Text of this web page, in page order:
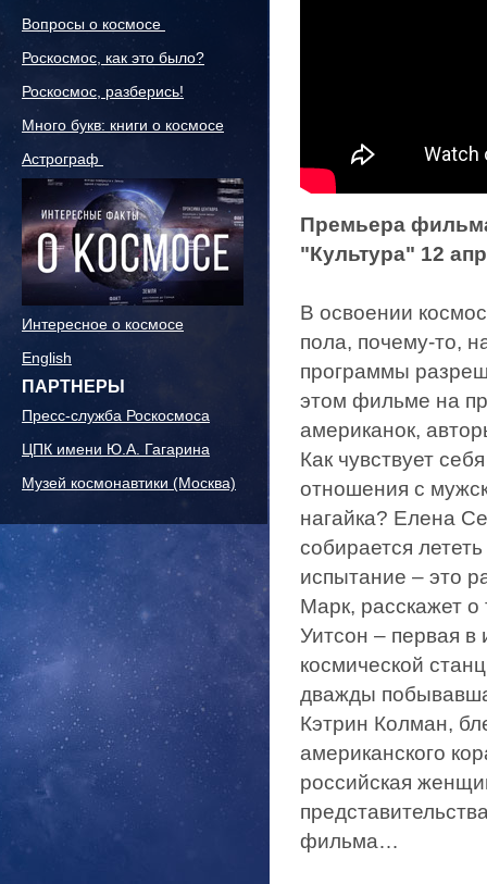
Вопросы о космосе
Роскосмос, как это было?
Роскосмос, разберись!
Много букв: книги о космосе
Астрограф
Интересное о космосе
English
ПАРТНЕРЫ
Пресс-служба Роскосмоса
ЦПК имени Ю.А. Гагарина
Музей космонавтики (Москва)
Премьера
"Культура" 12
В освоении
пола, почему-то,
программы
этом фильме на
американок,
Как чувствует
отношения с
нагайка? Елена
собирается
испытание – это
Марк, расскажет о
Уитсон – первая
космической
дважды
Кэтрин Колман,
американского
российская
фильма…